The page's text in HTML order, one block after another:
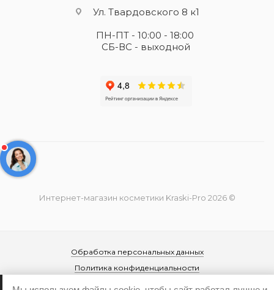
Ул. Твардовского 8 к1
ПН-ПТ - 10:00 - 18:00
СБ-ВС - выходной
Интернет-магазин косметики Kraski-Pro 2026 ©
Обработка персональных данных
Политика конфиденциальности